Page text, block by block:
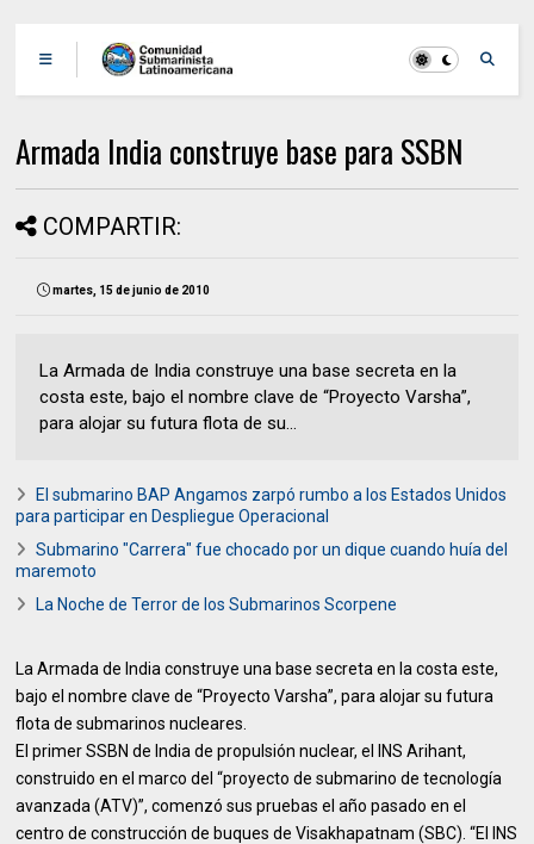
Armada India construye base para SSBN
COMPARTIR:
martes, 15 de junio de 2010
La Armada de India construye una base secreta en la
costa este, bajo el nombre clave de “Proyecto Varsha”,
para alojar su futura flota de su...
El submarino BAP Angamos zarpó rumbo a los Estados Unidos
para participar en Despliegue Operacional
Submarino "Carrera" fue chocado por un dique cuando huía del
maremoto
La Noche de Terror de los Submarinos Scorpene
La Armada de India construye una base secreta en la costa este,
bajo el nombre clave de “Proyecto Varsha”, para alojar su futura
flota de submarinos nucleares.
El primer SSBN de India de propulsión nuclear, el INS Arihant,
construido en el marco del “proyecto de submarino de tecnología
avanzada (ATV)”, comenzó sus pruebas el año pasado en el
centro de construcción de buques de Visakhapatnam (SBC). “El INS